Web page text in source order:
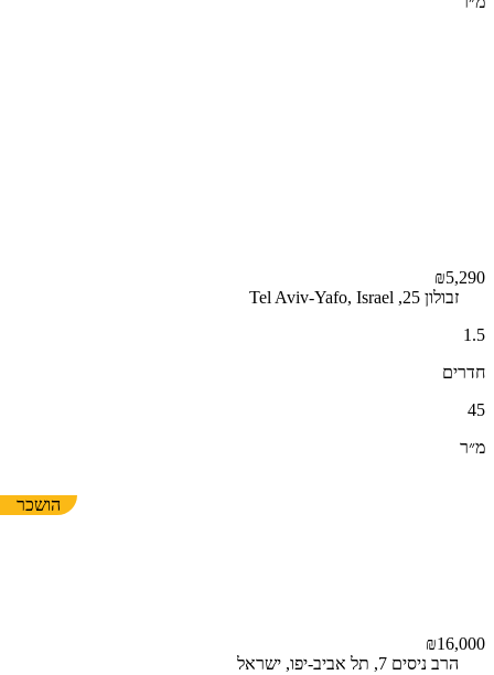
₪5,290
זבולון 25, Tel Aviv-Yafo, Israel
1.5
חדרים
45
מ״ר
הושכר
₪16,000
הרב ניסים 7, תל אביב-יפו, ישראל